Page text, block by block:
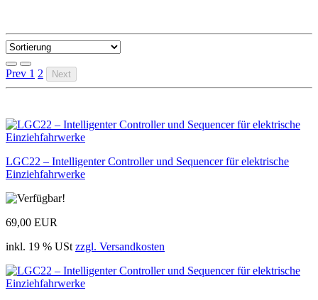
Prev 1 2 Next
LGC22 – Intelligenter Controller und Sequencer für elektrische
Einziehfahrwerke
69,00 EUR
inkl. 19 % USt zzgl. Versandkosten